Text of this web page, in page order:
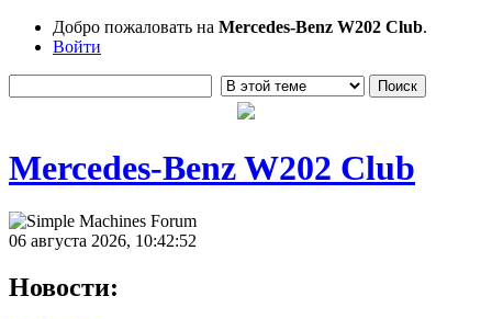
Добро пожаловать на Mercedes-Benz W202 Club.
Войти
Mercedes-Benz W202 Club
06 августа 2026, 10:42:52
Новости: